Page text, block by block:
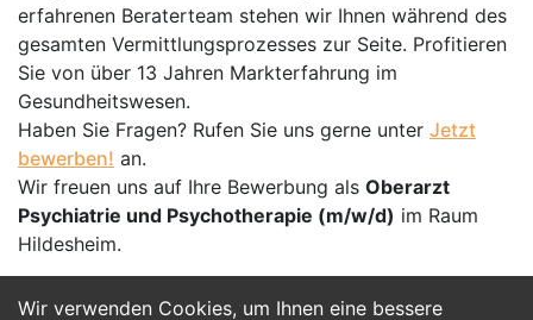
Wir verwenden Cookies, um Ihnen eine bessere
erfahrenen Beraterteam stehen wir Ihnen während des
gesamten Vermittlungsprozesses zur Seite. Profitieren
Sie von über 13 Jahren Markterfahrung im
Gesundheitswesen.
Haben Sie Fragen? Rufen Sie uns gerne unter Jetzt
bewerben! an.
Wir freuen uns auf Ihre Bewerbung als Oberarzt
Psychiatrie und Psychotherapie (m/w/d) im Raum
Hildesheim.